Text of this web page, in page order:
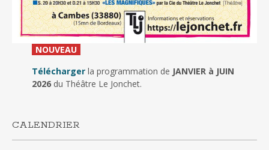
NOUVEAU_
Télécharger la programmation de JANVIER à JUIN
2026du Théâtre Le Jonchet.
CALENDRIER